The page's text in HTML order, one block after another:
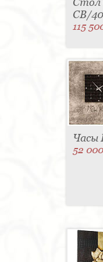
CB/
115
Часы
52